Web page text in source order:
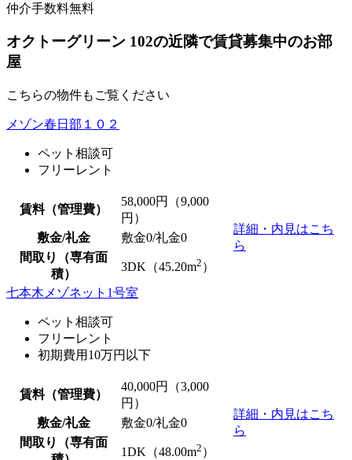
仲介手数料無料
オクトーグリーン 102の近隣で賃貸募集中のお部
屋
こちらの物件もご覧ください
メゾン春日部１０２
ペット相談可
フリーレント
賃料（管理費）
58,000円（9,000
円）
詳細・内見はこち
ら
敷金/礼金 敷金0/礼金0
間取り（専有面
積）
3DK（45.20m2 ）
七本木メゾネット1号室
ペット相談可
フリーレント
初期費用10万円以下
賃料（管理費）
40,000円（3,000
円）
詳細・内見はこち
ら
敷金/礼金 敷金0/礼金0
間取り（専有面
1DK（48.00m2 ）